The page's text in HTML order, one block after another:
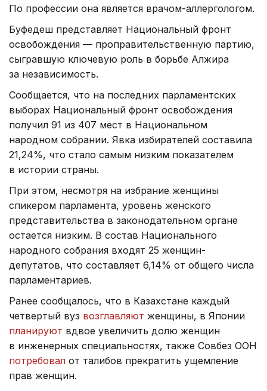
По профессии она является врачом-аллергологом.
Буфедеш представляет Национальный фронт
освобождения — проправительственную партию,
сыгравшую ключевую роль в борьбе Алжира
за независимость.
Сообщается, что на последних парламентских
выборах Национальный фронт освобождения
получил 91 из 407 мест в Национальном
народном собрании. Явка избирателей составила
21,24%, что стало самым низким показателем
в истории страны.
При этом, несмотря на избрание женщины
спикером парламента, уровень женского
представительства в законодательном органе
остается низким. В состав Национального
народного собрания входят 25 женщин-
депутатов, что составляет 6,14% от общего числа
парламентариев.
Ранее сообщалось, что в Казахстане каждый
четвертый вуз возглавляют женщины, в Японии
планируют вдвое увеличить долю женщин
в инженерных специальностях, также Совбез ООН
потребовал от талибов прекратить ущемление
прав женщин.